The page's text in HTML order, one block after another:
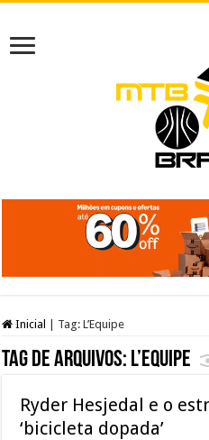
Inicial Tag:L’Equipe
Tag de arquivos: L’Equipe
Ryder Hesjedal e o
‘bicicleta dopada’